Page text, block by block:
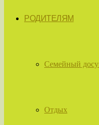
РОДИТЕЛЯМ
Семейный
Отдых